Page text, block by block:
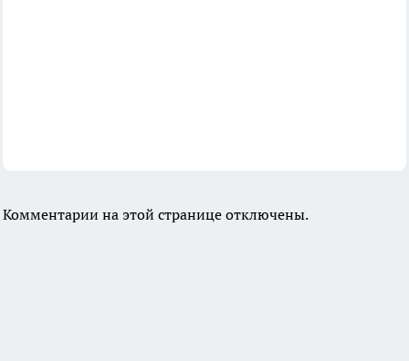
Комментарии на этой странице отключены.